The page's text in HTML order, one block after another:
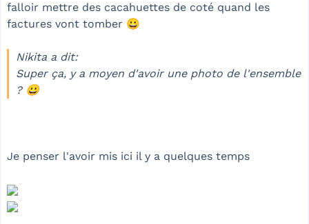
falloir mettre des cacahuettes de coté quand les
factures vont tomber 😀
Nikita a dit:
Super ça, y a moyen d'avoir une photo de l'ensemble
? 😀
Je penser l'avoir mis ici il y a quelques temps